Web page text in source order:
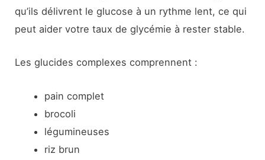
qu’ils délivrent le glucose à un rythme lent, ce qui
peut aider votre taux de glycémie à rester stable.
Les glucides complexes comprennent :
pain complet
brocoli
légumineuses
riz brun